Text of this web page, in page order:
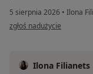
5 sierpnia 2026 • Ilona
w opinii użytkownika
zgłoś nadużycie
Ilona Filianets